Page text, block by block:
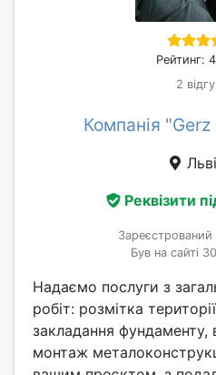
Рейтинг:
2
Компанія
Реквізити
Був на сайті
Надаємо послуги з
робіт: розмітка
закладання фундаменту,
монтаж